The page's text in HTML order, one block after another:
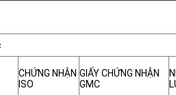
CHỨNG NHẬN
ISO
GIẤY CHỨNG NHẬN
GMC